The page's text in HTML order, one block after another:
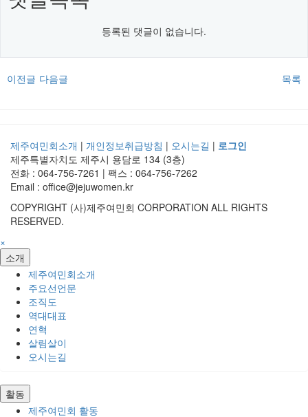
등록된 댓글이 없습니다.
이전글 다음글 목록
제주여민회소개 | 개인정보취급방침 | 오시는길 | 로그인
제주특별자치도 제주시 용담로 134 (3층)
전화 : 064-756-7261 | 팩스 : 064-756-7262
Email : office@jejuwomen.kr
COPYRIGHT (사)제주여민회 CORPORATION ALL RIGHTS
RESERVED.
×
소개
제주여민회소개
주요선언문
조직도
역대대표
연혁
살림살이
오시는길
활동
제주여민회 활동